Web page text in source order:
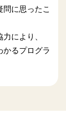
に思ったこ
により、
かるプログラ